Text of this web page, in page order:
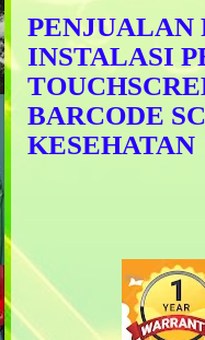
PENJUALAN
INSTALASI
BARCODE
KESEHATAN